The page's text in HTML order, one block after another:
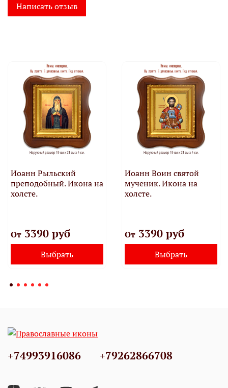
Написать отзыв
Иоанн Рыльский
преподобный. Икона на
холсте.
От3390 руб
Выбрать
Иоанн Воин святой
мученик. Икона на
холсте.
От3390 руб
Выбрать
+74993916086 +79262866708